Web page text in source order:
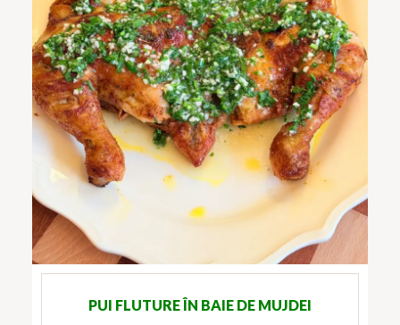
PUI FLUTURE ÎN BAIE DE MUJDEI